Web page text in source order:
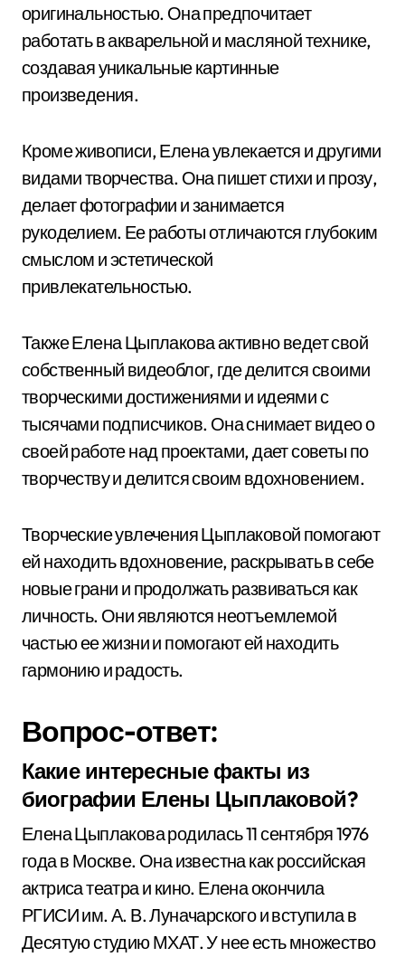
оригинальностью. Она предпочитает
работать в акварельной и масляной технике,
создавая уникальные картинные
произведения.
Кроме живописи, Елена увлекается и другими
видами творчества. Она пишет стихи и прозу,
делает фотографии и занимается
рукоделием. Ее работы отличаются глубоким
смыслом и эстетической
привлекательностью.
Также Елена Цыплакова активно ведет свой
собственный видеоблог, где делится своими
творческими достижениями и идеями с
тысячами подписчиков. Она снимает видео о
своей работе над проектами, дает советы по
творчеству и делится своим вдохновением.
Творческие увлечения Цыплаковой помогают
ей находить вдохновение, раскрывать в себе
новые грани и продолжать развиваться как
личность. Они являются неотъемлемой
частью ее жизни и помогают ей находить
гармонию и радость.
Вопрос-ответ:
Какие интересные факты из
биографии Елены Цыплаковой?
Елена Цыплакова родилась 11 сентября 1976
года в Москве. Она известна как российская
актриса театра и кино. Елена окончила
РГИСИ им. А. В. Луначарского и вступила в
Десятую студию МХАТ. У нее есть множество